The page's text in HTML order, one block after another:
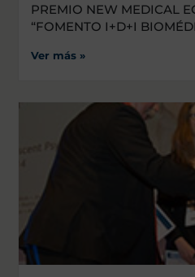
PREMIO NEW MEDICAL
“FOMENTO I+D+I
Ver más »